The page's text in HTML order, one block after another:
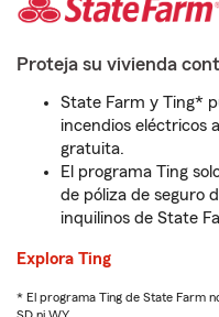
Proteja su vivienda
State Farm y Ting*
incendios eléctricos
gratuita.
El programa Ting
de póliza de seguro
inquilinos de State
Explora Ting
* El programa Ting de State Farm